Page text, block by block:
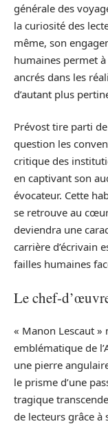
générale des
la curiosité des
même, son
humaines permet
ancrés dans les
d’autant plus
Prévost tire parti
question les
critique des
en captivant son
évocateur. Cette
se retrouve au
deviendra une
carrière d’écrivain
failles humaines
Le chef-
« Manon Lescaut »
emblématique de
une pierre
le prisme d’une
tragique
de lecteurs grâce